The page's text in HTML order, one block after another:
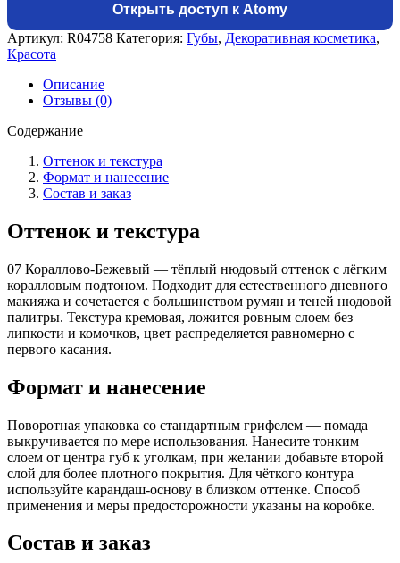
Открыть доступ к Atomy
Артикул: R04758 Категория: Губы, Декоративная косметика,
Красота
Описание
Отзывы (0)
Содержание
Оттенок и текстура
Формат и нанесение
Состав и заказ
Оттенок и текстура
07 Кораллово-Бежевый — тёплый нюдовый оттенок с лёгким
коралловым подтоном. Подходит для естественного дневного
макияжа и сочетается с большинством румян и теней нюдовой
палитры. Текстура кремовая, ложится ровным слоем без
липкости и комочков, цвет распределяется равномерно с
первого касания.
Формат и нанесение
Поворотная упаковка со стандартным грифелем — помада
выкручивается по мере использования. Нанесите тонким
слоем от центра губ к уголкам, при желании добавьте второй
слой для более плотного покрытия. Для чёткого контура
используйте карандаш-основу в близком оттенке. Способ
применения и меры предосторожности указаны на коробке.
Состав и заказ